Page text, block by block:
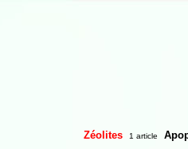
Zéolites 1 article